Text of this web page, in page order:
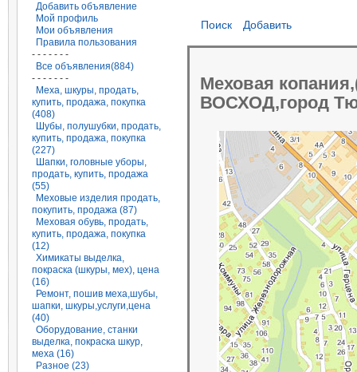
Добавить объявление
Мой профиль
Мои объявления
Правила пользования
- - - - - - -
Все объявления(884)
- - - - - - -
Меха, шкуры, продать,
купить, продажа, покупка
(408)
Шубы, полушубки, продать,
купить, продажа, покупка
(227)
Шапки, головные уборы,
продать, купить, продажа
(55)
Меховые изделия продать,
покупить, продажа (87)
Меховая обувь, продать,
купить, продажа, покупка
(12)
Химикаты выделка,
покраска (шкуры, мех), цена
(16)
Ремонт, пошив меха,шубы,
шапки, шкуры,услуги,цена
(40)
Оборудование, станки
выделка, покраска шкур,
меха (16)
Разное (23)
Поиск Добавить
Меховая
ВОСХОД,город